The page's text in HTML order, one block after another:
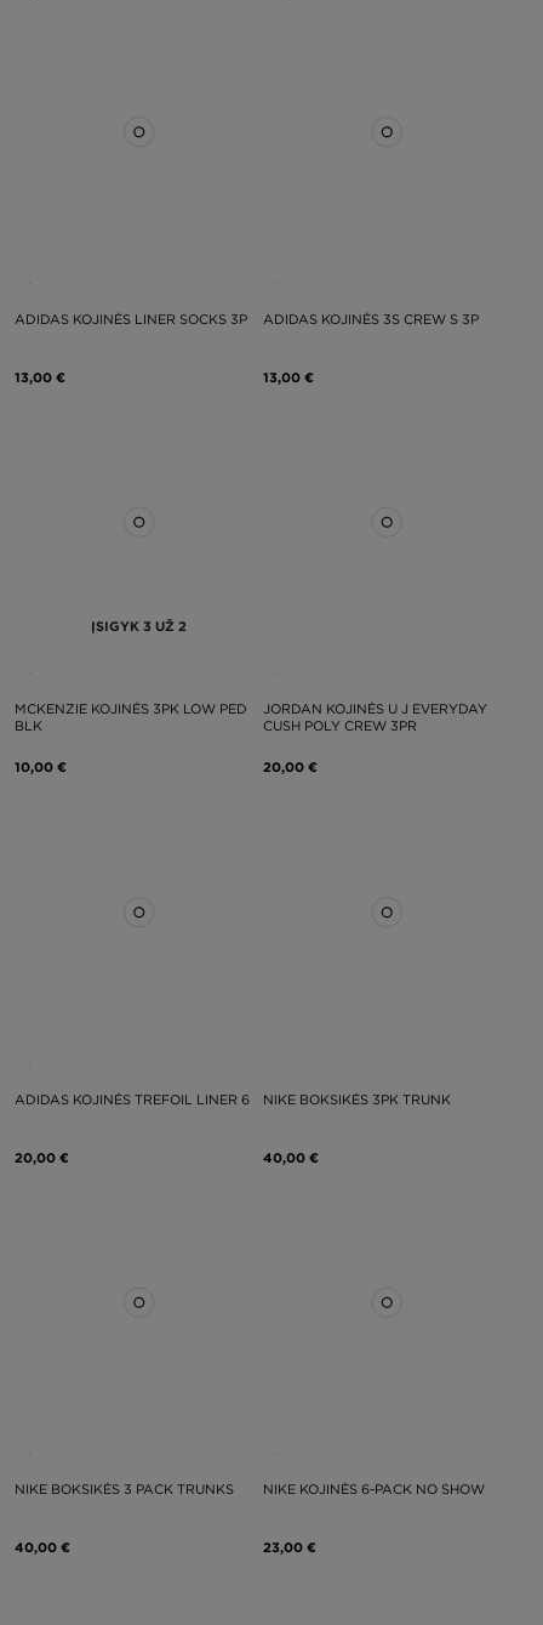
ADIDAS KOJINĖS LINER SOCKS 3P
13,00 €
ADIDAS KOJINĖS 3S CREW S 3P
13,00 €
ĮSIGYK 3 UŽ 2
MCKENZIE KOJINĖS 3PK LOW PED
BLK
10,00 €
JORDAN KOJINĖS U J EVERYDAY
CUSH POLY CREW 3PR
20,00 €
ADIDAS KOJINĖS TREFOIL LINER 6
20,00 €
NIKE BOKSIKĖS 3PK TRUNK
40,00 €
NIKE BOKSIKĖS 3 PACK TRUNKS
40,00 €
NIKE KOJINĖS 6-PACK NO SHOW
23,00 €